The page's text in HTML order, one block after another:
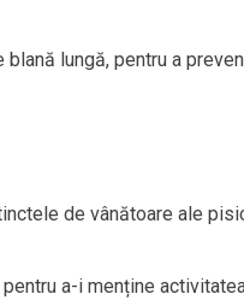
lungă, pentru a
de vânătoare ale
a-i menține